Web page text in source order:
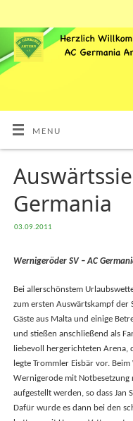
MENU
Germania
03.09.2011
Wernigeröder SV – AC
Bei allerschönstem
zum ersten Auswärtskampf der
Gäste aus Malta und einige
und stießen anschließend als
liebevoll hergerichteten Arena,
legte Trommler Eisbär vor.
Wernigerode mit Notbesetzung
aufgestellt werden, so dass Jan
Dafür wurde es dann bei den